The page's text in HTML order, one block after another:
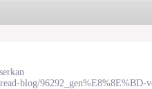
blog/